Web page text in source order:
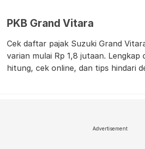
PKB Grand Vitara
Cek daftar pajak Suzuki Grand
varian mulai Rp 1,8 jutaan. Lengkap
hitung, cek online, dan tips hindari
Advertisement